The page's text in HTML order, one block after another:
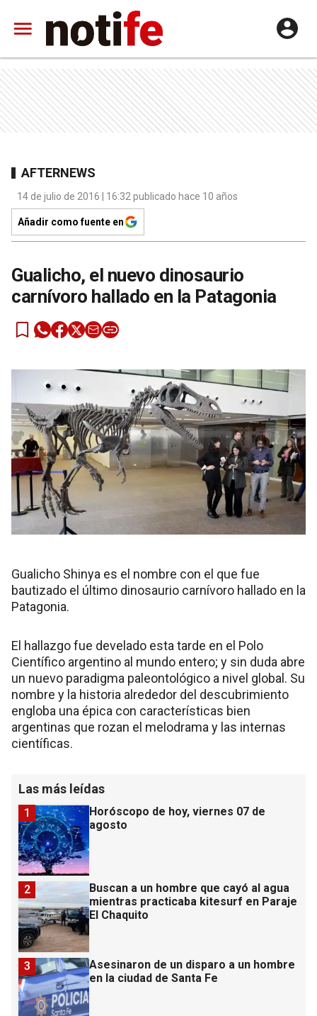
AFTERNEWS
14 de julio de 2016 | 16:32 publicado hace 10 años
Añadir como fuente en
Gualicho, el nuevo dinosaurio
carnívoro hallado en la Patagonia
Gualicho Shinya es el nombre con el que fue
bautizado el último dinosaurio carnívoro hallado en la
Patagonia.
El hallazgo fue develado esta tarde en el Polo
Científico argentino al mundo entero; y sin duda abre
un nuevo paradigma paleontológico a nivel global. Su
nombre y la historia alrededor del descubrimiento
engloba una épica con características bien
argentinas que rozan el melodrama y las internas
científicas.
Las más leídas
Horóscopo de hoy, viernes 07 de
agosto
1
Buscan a un hombre que cayó al agua
mientras practicaba kitesurf en Paraje
El Chaquito
2
Asesinaron de un disparo a un hombre
en la ciudad de Santa Fe
3